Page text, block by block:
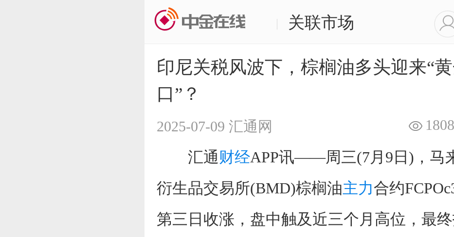
| 关联市场
印尼关税风波下，棕榈油多头迎来“
口”？
2025-07-09 汇通网
汇通财经APP讯——周三(7月9日)，马
衍生品交易所(BMD)棕榈油主力合约
第三日收涨，盘中触及近三个月高位，最终